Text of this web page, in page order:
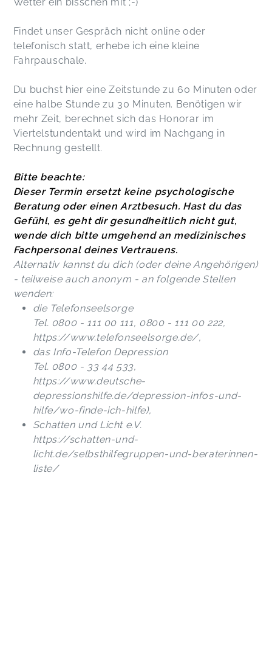
Findet unser Gespräch nicht online oder
telefonisch statt, erhebe ich eine kleine
Fahrpauschale.
Du buchst hier eine Zeitstunde zu 60 Minuten oder
eine halbe Stunde zu 30 Minuten. Benötigen wir
mehr Zeit, berechnet sich das Honorar im
Viertelstundentakt und wird im Nachgang in
Rechnung gestellt.
Bitte beachte:
Dieser Termin ersetzt keine psychologische
Beratung oder einen Arztbesuch. Hast du das
Gefühl, es geht dir gesundheitlich nicht gut,
wende dich bitte umgehend an medizinisches
Fachpersonal deines Vertrauens.
Alternativ kannst du dich (oder deine Angehörigen)
- teilweise auch anonym - an folgende Stellen
wenden:
die Telefonseelsorge
Tel. 0800 - 111 00 111, 0800 - 111 00 222,
https://www.telefonseelsorge.de/,
das Info-Telefon Depression
Tel. 0800 - 33 44 533,
https://www.deutsche-
depressionshilfe.de/depression-infos-und-
hilfe/wo-finde-ich-hilfe),
Schatten und Licht e.V.
https://schatten-und-
licht.de/selbsthilfegruppen-und-beraterinnen-
liste/